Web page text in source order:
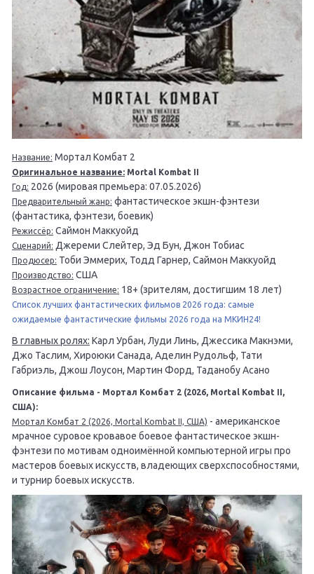
Название: Мортал Комбат 2
Оригинальное название: Mortal Kombat II
Год: 2026 (мировая премьера: 07.05.2026)
Предварительный жанр: фантастическое экшн-фэнтези
(фантастика, фэнтези, боевик)
Режиссёр: Саймон Маккуойд
Сценарий: Джереми Слейтер, Эд Бун, Джон Тобиас
Продюсер: Тоби Эммерих, Тодд Гарнер, Саймон Маккуойд
Производство: США
Возрастное ограничение: 18+ (зрителям, достигшим 18 лет)
Список лучших фантастических фильмов 2026 года: самые
ожидаемые фантастические фильмы 2026 года на МКИН24!
В главных ролях: Карл Урбан, Луди Линь, Джессика Макнэми,
Джо Таслим, Хироюки Санада, Аделин Рудольф, Тати
Габриэль, Джош Лоусон, Мартин Форд, Таданобу Асано
Описание фильма - Мортал Комбат 2 (2026, Mortal Kombat II,
США):
Мортал Комбат 2 (2026, Mortal Kombat II, США) - американское
мрачное суровое кровавое боевое фантастическое экшн-
фэнтези по мотивам одноимённой компьютерной игры про
мастеров боевых искусств, владеющих сверхспособностями,
и турнир боевых искусств.